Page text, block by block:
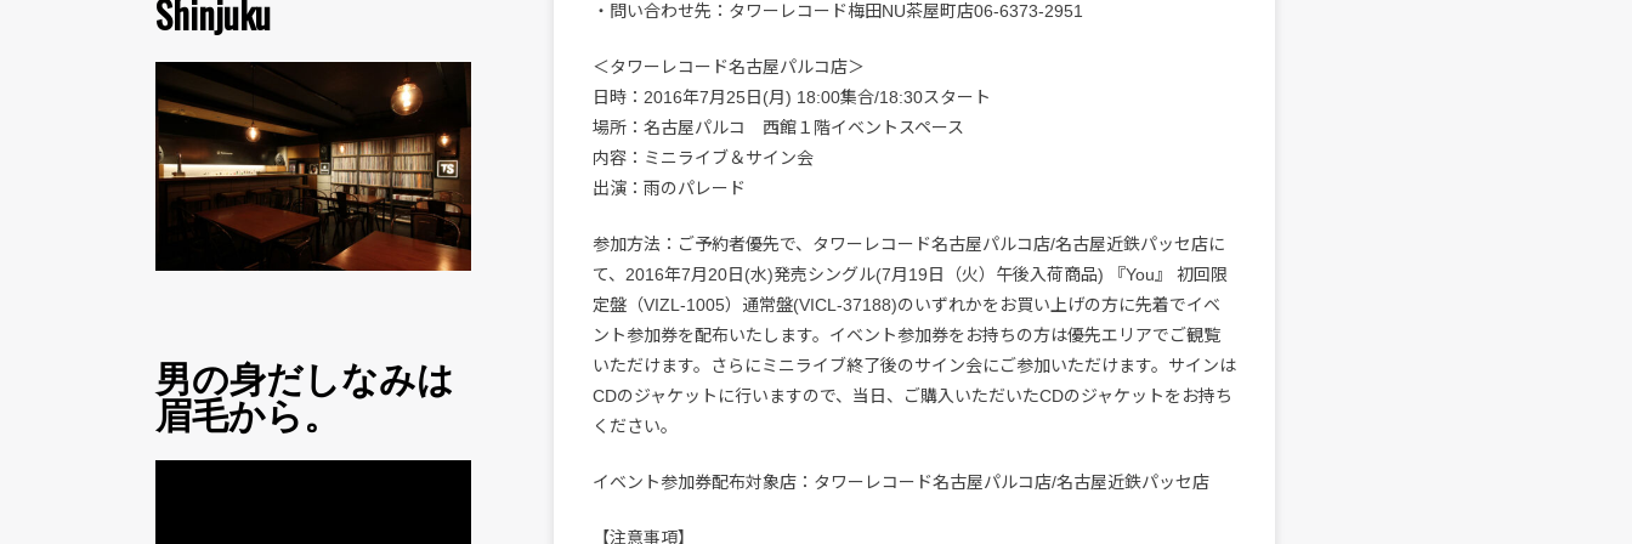
Shinjuku
男の身だしなみは
眉毛から。
・問い合わせ先：タワーレコード梅田NU茶屋町店06-6373-2951
＜タワーレコード名古屋パルコ店＞
日時：2016年7月25日(月) 18:00集合/18:30スタート
場所：名古屋パルコ 西館１階イベントスペース
内容：ミニライブ＆サイン会
出演：雨のパレード
参加方法：ご予約者優先で、タワーレコード名古屋パルコ店/名古屋近鉄パッセ店に
て、2016年7月20日(水)発売シングル(7月19日（火）午後入荷商品) 『You』 初回限
定盤（VIZL-1005）通常盤(VICL-37188)のいずれかをお買い上げの方に先着でイベ
ント参加券を配布いたします。イベント参加券をお持ちの方は優先エリアでご観覧
いただけます。さらにミニライブ終了後のサイン会にご参加いただけます。サインは
CDのジャケットに行いますので、当日、ご購入いただいたCDのジャケットをお持ち
ください。
イベント参加券配布対象店：タワーレコード名古屋パルコ店/名古屋近鉄パッセ店
【注意事項】